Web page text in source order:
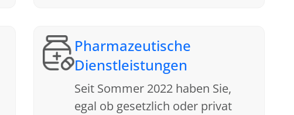
Pharmazeutische
Dienstleistungen
Seit Sommer 2022 haben Sie,
egal ob gesetzlich oder privat